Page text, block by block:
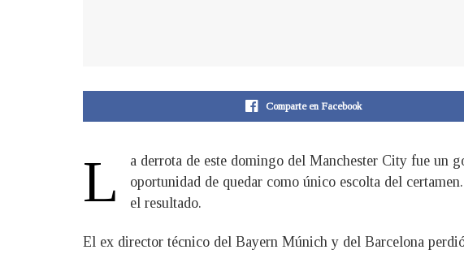
Comparte en Facebook
L
a derrota de este domingo del Manchester City fue un
oportunidad de quedar como único escolta del
el resultado.
El ex director técnico del Bayern Múnich y del Barcelona